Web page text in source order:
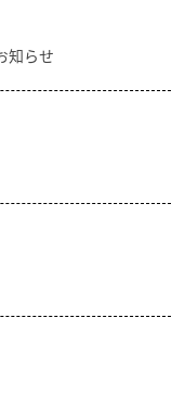
知らせ